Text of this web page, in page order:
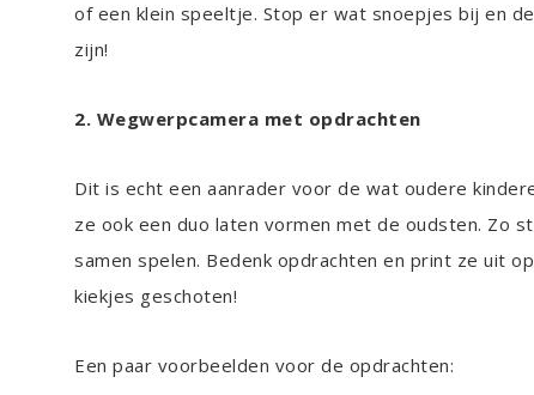
of een klein speeltje. Stop er wat snoepjes bij en
zijn!
2. Wegwerpcamera met opdrachten
Dit is echt een aanrader voor de wat oudere
ze ook een duo laten vormen met de oudsten. Zo
samen spelen. Bedenk opdrachten en print ze uit
kiekjes geschoten!
Een paar voorbeelden voor de opdrachten: